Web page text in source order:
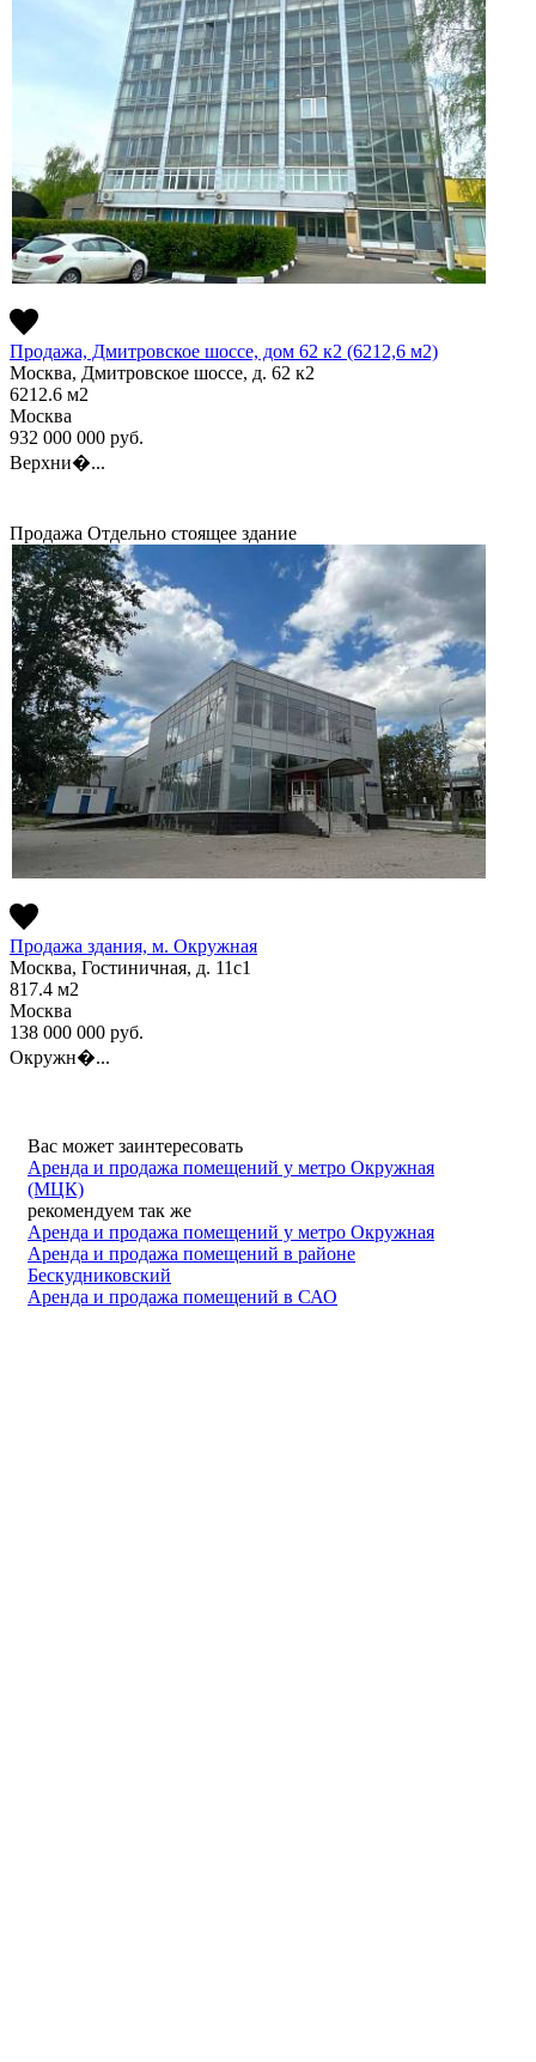
Продажа, Дмитровское шоссе, дом 62 к2 (6212,6 м2)
Москва, Дмитровское шоссе, д. 62 к2
6212.6 м2
Москва
932 000 000 руб.
Верхни�...
Продажа Отдельно стоящее здание
Продажа здания, м. Окружная
Москва, Гостиничная, д. 11с1
817.4 м2
Москва
138 000 000 руб.
Окружн�...
Вас может заинтересовать
Аренда и продажа помещений у метро Окружная
(МЦК)
рекомендуем так же
Аренда и продажа помещений у метро Окружная
Аренда и продажа помещений в районе
Бескудниковский
Аренда и продажа помещений в САО